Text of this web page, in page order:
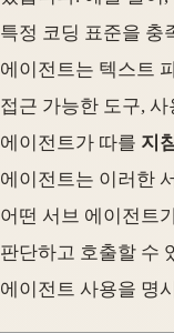
특정 코딩 표준을 충
에이전트는 텍스트
접근 가능한 도구, 사
에이전트가 따를 지
에이전트는 이러한
어떤 서브 에이전트
판단하고 호출할 수
에이전트 사용을 명